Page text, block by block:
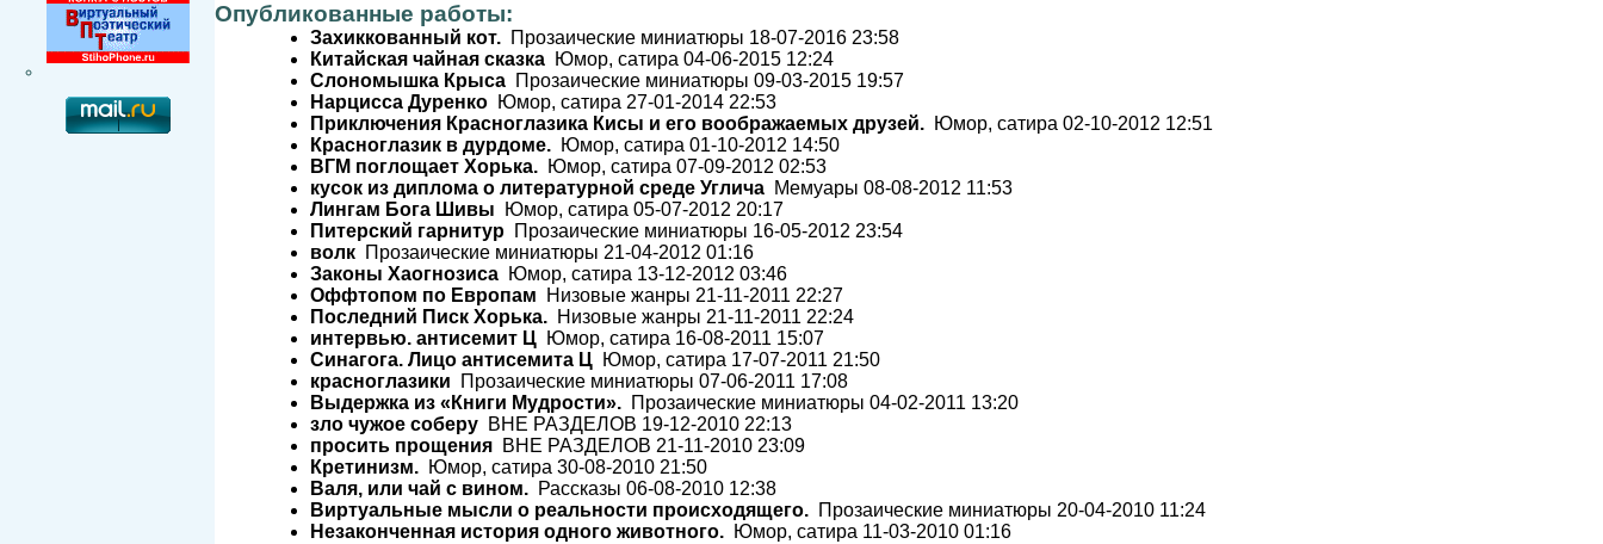
Опубликованные работы:
Захиккованный кот. Прозаические миниатюры 18-07-2016 23:58
Китайская чайная сказка Юмор, сатира 04-06-2015 12:24
Слономышка Крыса Прозаические миниатюры 09-03-2015 19:57
Нарцисса Дуренко Юмор, сатира 27-01-2014 22:53
Приключения Красноглазика Кисы и его воображаемых друзей. Юмор, сатира 02-10-2012 12:51
Красноглазик в дурдоме. Юмор, сатира 01-10-2012 14:50
ВГМ поглощает Хорька. Юмор, сатира 07-09-2012 02:53
кусок из диплома о литературной среде Углича Мемуары 08-08-2012 11:53
Лингам Бога Шивы Юмор, сатира 05-07-2012 20:17
Питерский гарнитур Прозаические миниатюры 16-05-2012 23:54
волк Прозаические миниатюры 21-04-2012 01:16
Законы Хаогнозиса Юмор, сатира 13-12-2012 03:46
Оффтопом по Европам Низовые жанры 21-11-2011 22:27
Последний Писк Хорька. Низовые жанры 21-11-2011 22:24
интервью. антисемит Ц Юмор, сатира 16-08-2011 15:07
Синагога. Лицо антисемита Ц Юмор, сатира 17-07-2011 21:50
красноглазики Прозаические миниатюры 07-06-2011 17:08
Выдержка из «Книги Мудрости». Прозаические миниатюры 04-02-2011 13:20
зло чужое соберу ВНЕ РАЗДЕЛОВ 19-12-2010 22:13
просить прощения ВНЕ РАЗДЕЛОВ 21-11-2010 23:09
Кретинизм. Юмор, сатира 30-08-2010 21:50
Валя, или чай с вином. Рассказы 06-08-2010 12:38
Виртуальные мысли о реальности происходящего. Прозаические миниатюры 20-04-2010 11:24
Незаконченная история одного животного. Юмор, сатира 11-03-2010 01:16